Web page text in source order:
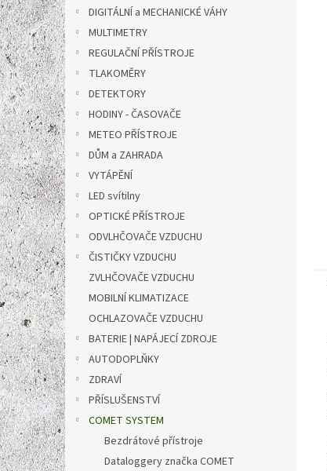
e
l
DIGITÁLNÍ a MECHANICKÉ VÁHY
MULTIMETRY
REGULAČNÍ PŘÍSTROJE
TLAKOMĚRY
DETEKTORY
HODINY - ČASOVAČE
METEO PŘÍSTROJE
DŮM a ZAHRADA
VYTÁPĚNÍ
LED svítilny
OPTICKÉ PŘÍSTROJE
ODVLHČOVAČE VZDUCHU
ČISTIČKY VZDUCHU
ZVLHČOVAČE VZDUCHU
MOBILNÍ KLIMATIZACE
OCHLAZOVAČE VZDUCHU
BATERIE | NAPÁJECÍ ZDROJE
AUTODOPLŇKY
ZDRAVÍ
PŘÍSLUŠENSTVÍ
COMET SYSTEM
Bezdrátové přístroje
Dataloggery značka COMET